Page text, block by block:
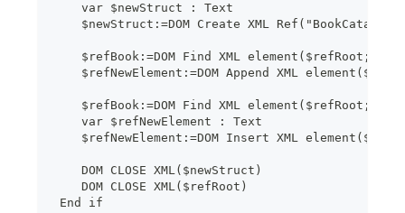
var $newStruct : Text
$newStruct:=DOM Create XML
$refBook:=DOM Find XML element($refRoot;"/
$refNewElement:=DOM Append XML
$refBook:=DOM Find XML element($refRoot;"/
var $refNewElement : Text
$refNewElement:=DOM Insert XML
DOM CLOSE XML($newStruct)
DOM CLOSE XML($refRoot)
End if